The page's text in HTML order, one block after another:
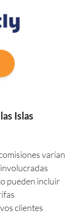
Islas
varían
pueden incluir
clientes